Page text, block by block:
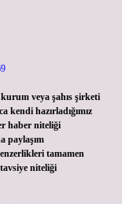
veya şahıs şirketi
kendi hazırladığımız
haber niteliği
paylaşım
tamamen
niteliği